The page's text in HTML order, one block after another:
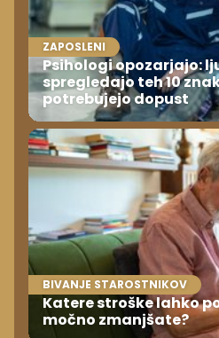
ZAPOSLENI
Psihologi opozarjajo:
spregledajo teh 10
potrebujejo dopust
BIVANJE STAROSTNIKOV
Katere stroške lahko
močno zmanjšate?